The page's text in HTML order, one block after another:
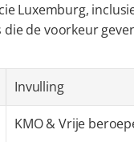
Luxemburg,
de voorkeur
Invulling
KMO & Vrije